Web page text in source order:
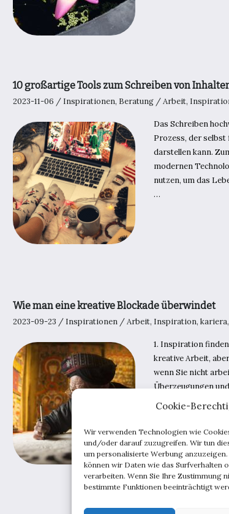
Cookie-
Wir verwenden Technologien wie
und/oder darauf zuzugreifen. Wir tun
um personalisierte Werbung
können wir Daten wie das Surfverhalten
verarbeiten. Wenn Sie Ihre Zustimmung
bestimmte Funktionen beeinträchtigt
10 großartige Tools zum Schreiben von
2023-11-06 / Inspirationen, Beratung /Arbeit,
Das Schreiben
Prozess, der
darstellen kann.
modernen
nutzen, um das
…
Wie man eine kreative Blockade überwindet
2023-09-23 / Inspirationen /Arbeit, Inspiration, kariera,
1. Inspiration
kreative Arbeit,
wenn Sie nicht
Überzeugungen
offener Geist ist
Kreativität. Was ist